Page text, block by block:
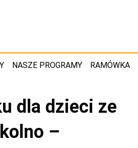
NASZE PROGRAMY RAMÓWKA
dla dzieci ze
–